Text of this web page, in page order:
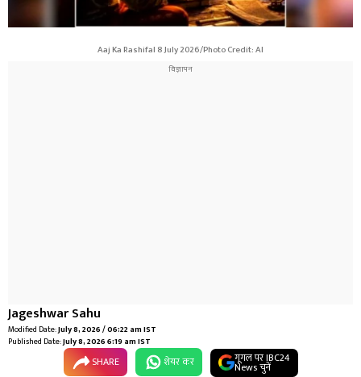
Aaj Ka Rashifal 8 July 2026/Photo Credit: AI
Jageshwar Sahu
Modified Date:July 8, 2026 / 06:22 am IST
Published Date:July 8, 2026 6:19 am IST
SHARE शेयर कर गूगल पर IBC24
News चुनें